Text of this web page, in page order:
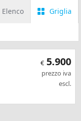
Elenco Griglia
€ 5.900
prezzo iva
escl.